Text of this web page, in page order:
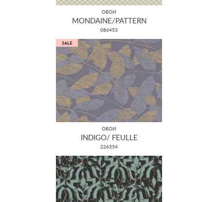
ОБОИ
MONDAINE/PATTERN
086453
ОБОИ
INDIGO/ FEULLE
226354